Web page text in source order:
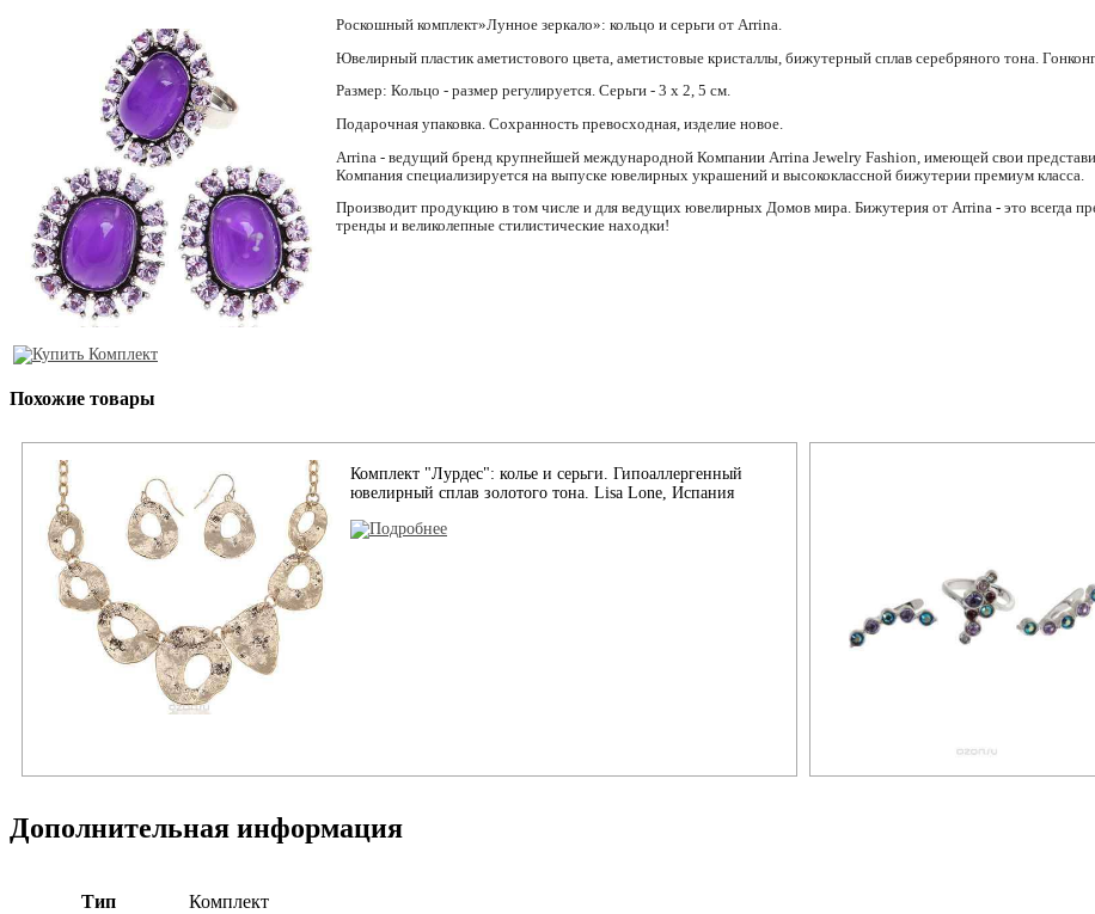
Роскошный комплект»Лунное зеркало»: кольцо и серьги от Arrina.
Ювелирный пластик аметистового цвета, аметистовые кристаллы, бижутерный сплав серебряного тона.
Размер: Кольцо - размер регулируется. Серьги - 3 х 2, 5 см.
Подарочная упаковка. Сохранность превосходная, изделие новое.
Arrina - ведущий бренд крупнейшей международной Компании Arrina Jewelry Fashion, имеющей свои
Компания специализируется на выпуске ювелирных украшений и высококлассной бижутерии премиум класса.
Производит продукцию в том числе и для ведущих ювелирных Домов мира. Бижутерия от Arrina - это всегда
тренды и великолепные стилистические находки!
Похожие товары
Комплект "Лурдес": колье и серьги. Гипоаллергенный
ювелирный сплав золотого тона. Lisa Lone, Испания
Дополнительная информация
Тип Комплект